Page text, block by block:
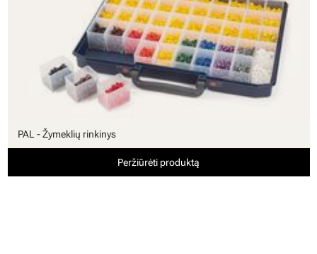
PAL - Žymeklių rinkinys
Peržiūrėti produktą